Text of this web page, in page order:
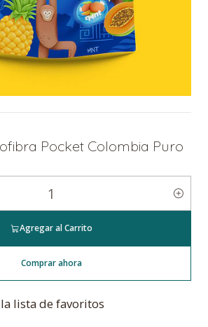
Pocket Colombia Puro
Agregar al Carrito
Comprar ahora
lista de favoritos